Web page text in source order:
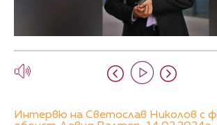
Интервю на Светослав Николов с